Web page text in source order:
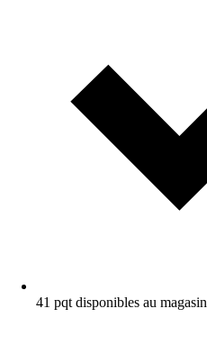
41 pqt disponibles au magasin